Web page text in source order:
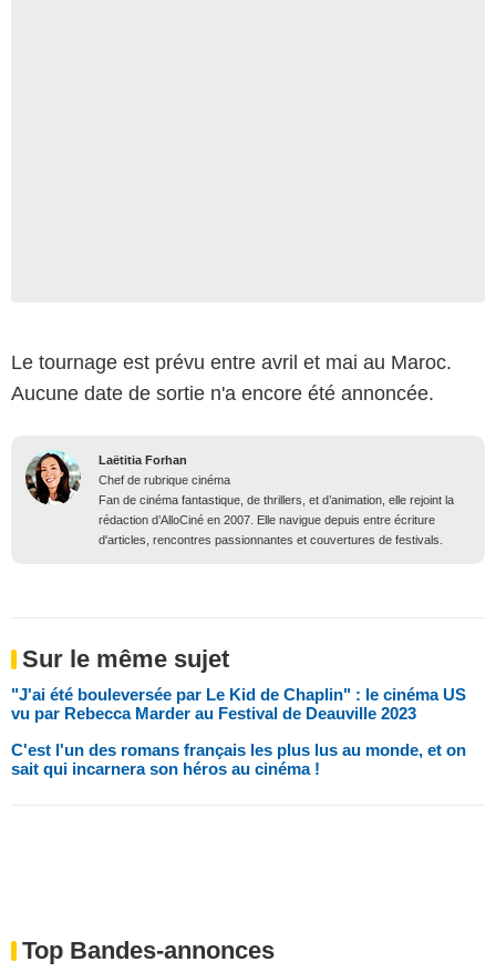
Le tournage est prévu entre avril et mai au Maroc.
Aucune date de sortie n'a encore été annoncée.
Laëtitia Forhan
Chef de rubrique cinéma
Fan de cinéma fantastique, de thrillers, et d’animation, elle rejoint la
rédaction d’AlloCiné en 2007. Elle navigue depuis entre écriture
d'articles, rencontres passionnantes et couvertures de festivals.
Sur le même sujet
"J'ai été bouleversée par Le Kid de Chaplin" : le cinéma US
vu par Rebecca Marder au Festival de Deauville 2023
C'est l'un des romans français les plus lus au monde, et on
sait qui incarnera son héros au cinéma !
Top Bandes-annonces